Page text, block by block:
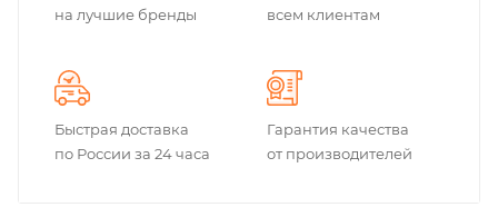
на лучшие бренды
всем клиентам
Быстрая доставка
по России за 24 часа
Гарантия качества
от производителей